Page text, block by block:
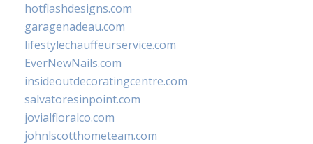
hotflashdesigns.com
garagenadeau.com
lifestylechauffeurservice.com
EverNewNails.com
insideoutdecoratingcentre.com
salvatoresinpoint.com
jovialfloralco.com
johnlscotthometeam.com